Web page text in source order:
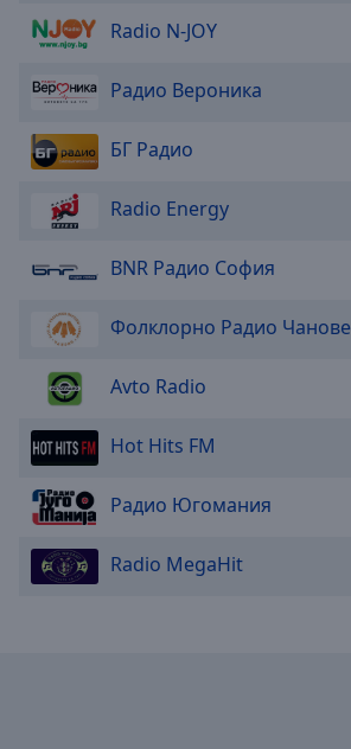
Style
Family
Modal
dialog
window.
Radio N-JOY
Радио Вероника
БГ Радио
Radio Energy
BNR Радио София
Фолклорно Радио Чанове
Avto Radio
Hot Hits FM
Радио Югомания
Radio MegaHit